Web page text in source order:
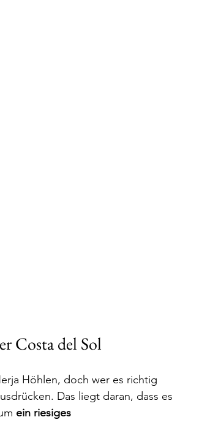
Costa del Sol
Höhlen, doch wer es richtig
Das liegt daran, dass es
ein riesiges